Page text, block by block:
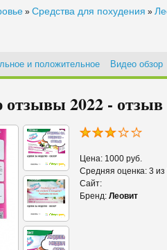
» Средства для похудения »
и положительное Видео обзор
отзывы 2022 - отзыв
Цена: 1000 руб.
Средняя оценка: 3 из
Сайт:
Бренд: Леовит